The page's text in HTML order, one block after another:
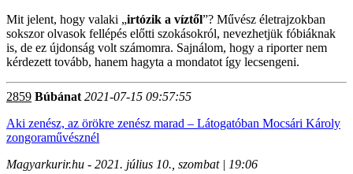
Mit jelent, hogy valaki „irtózik a víztől”? Művész életrajzokban
sokszor olvasok fellépés előtti szokásokról, nevezhetjük fóbiáknak
is, de ez újdonság volt számomra. Sajnálom, hogy a riporter nem
kérdezett tovább, hanem hagyta a mondatot így lecsengeni.
2859 Búbánat 2021-07-15 09:57:55
Aki zenész, az örökre zenész marad – Látogatóban Mocsári Károly
zongoraművésznél
Magyarkurir.hu - 2021. július 10., szombat | 19:06